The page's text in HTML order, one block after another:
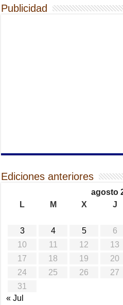
Publicidad
Ediciones anteriores
agosto
L
M X J
3
4 5 6
10
11 12 13
17
18 19 20
24
25 26 27
31
« Jul